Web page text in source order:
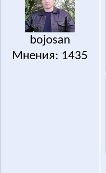
bojosan
Мнения: 1435